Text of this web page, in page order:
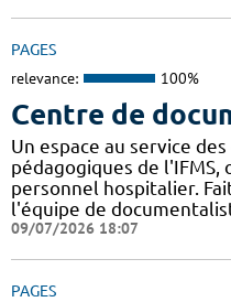
PAGES
relevance: 100%
Centre de
Un espace au service
pédagogiques de
personnel hospitalier.
l'équipe de
09/07/2026 18:07
PAGES